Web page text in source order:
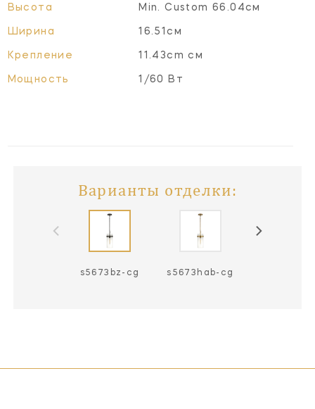
Высота Min. Custom 66.04см
Ширина 16.51см
Крепление 11.43cm см
Мощность 1/60 Вт
Варианты отделки:
s5673bz-cg s5673hab-cg